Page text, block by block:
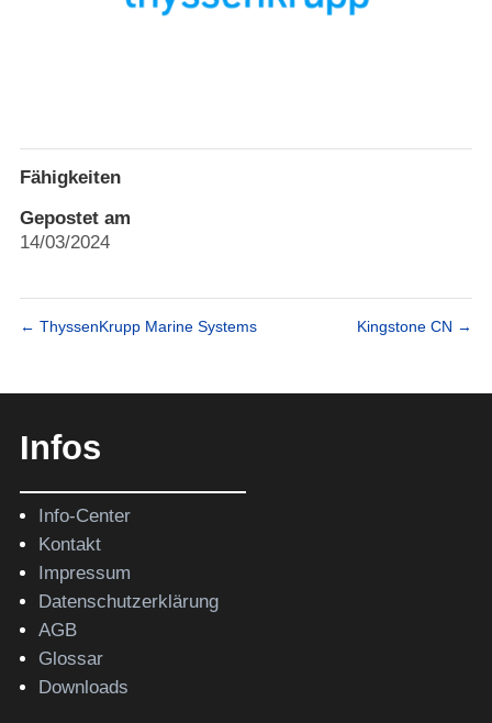
Fähigkeiten
Gepostet am
14/03/2024
← ThyssenKrupp Marine Systems Kingstone CN →
Infos
Info-Center
Kontakt
Impressum
Datenschutzerklärung
AGB
Glossar
Downloads